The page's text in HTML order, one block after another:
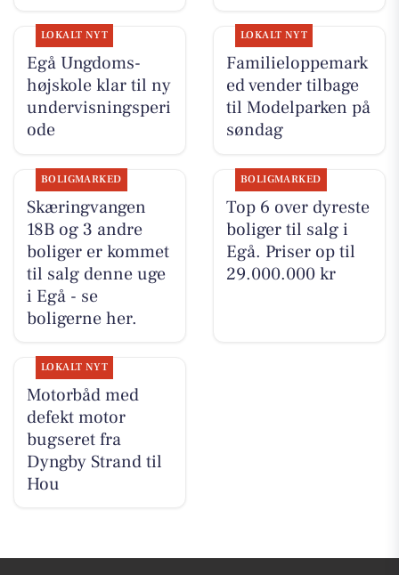
LOKALT NYT
Egå Ungdoms-
højskole klar til ny
undervisningsperi
ode
LOKALT NYT
Familieloppemark
ed vender tilbage
til Modelparken på
søndag
BOLIGMARKED
Skæringvangen
18B og 3 andre
boliger er kommet
til salg denne uge
i Egå - se
boligerne her.
BOLIGMARKED
Top 6 over dyreste
boliger til salg i
Egå. Priser op til
29.000.000 kr
LOKALT NYT
Motorbåd med
defekt motor
bugseret fra
Dyngby Strand til
Hou